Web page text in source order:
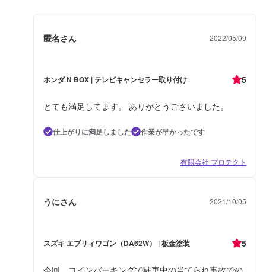
匿名さん 2022/05/09
ホンダ N BOX | テレビキャンセラー取り付け 5
とても満足してます。 ありがとうございました。
仕上がりに満足しました 作業が早かったです
有限会社 プロテクト
うにさん 2021/10/05
スズキ エブリィワゴン（DA62W） | 板金塗装 5
今回、コインパーキングで駐車中の当てられ事故での